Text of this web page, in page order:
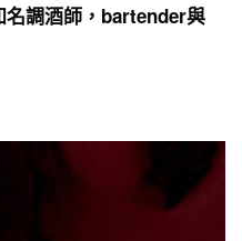
名調酒師，bartender與